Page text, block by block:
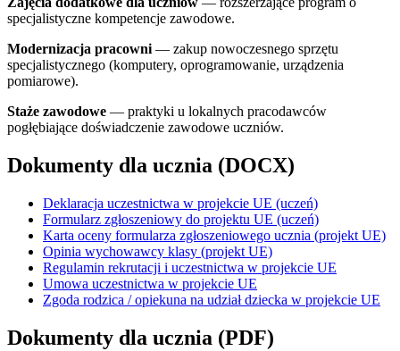
specjalistyczne kompetencje zawodowe.
Modernizacja pracowni— zakup nowoczesnego sprzętu
specjalistycznego (komputery, oprogramowanie, urządzenia
pomiarowe).
Staże zawodowe — praktyki u lokalnych pracodawców
pogłębiające doświadczenie zawodowe uczniów.
Dokumenty dla ucznia (DOCX)
Deklaracja uczestnictwa w projekcie UE (uczeń)
Formularz zgłoszeniowy do projektu UE (uczeń)
Karta oceny formularza zgłoszeniowego ucznia (projekt UE)
Opinia wychowawcy klasy (projekt UE)
Regulamin rekrutacji i uczestnictwa w projekcie UE
Umowa uczestnictwa w projekcie UE
Zgoda rodzica / opiekuna na udział dziecka w projekcie UE
Dokumenty dla ucznia (PDF)